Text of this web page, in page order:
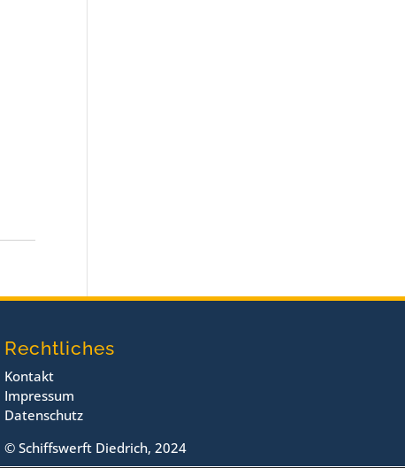
Rechtliches
Kontakt
Impressum
Datenschutz
© Schiffswerft Diedrich, 2024